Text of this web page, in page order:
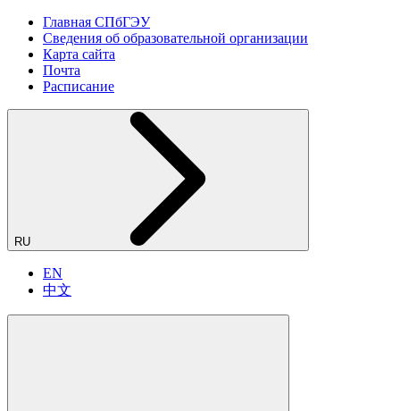
Главная СПбГЭУ
Сведения об образовательной организации
Карта сайта
Почта
Расписание
RU
EN
中文